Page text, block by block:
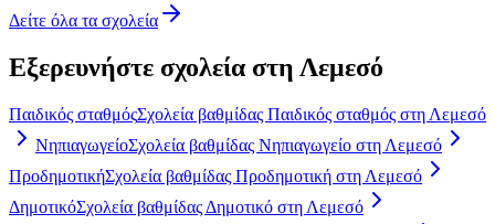
Δείτε όλα τα σχολεία
Εξερευνήστε σχολεία στη Λεμεσό
Παιδικός σταθμόςΣχολεία βαθμίδας Παιδικός σταθμός στη Λεμεσό
ΝηπιαγωγείοΣχολεία βαθμίδας Νηπιαγωγείο στη Λεμεσό
ΠροδημοτικήΣχολεία βαθμίδας Προδημοτική στη Λεμεσό
ΔημοτικόΣχολεία βαθμίδας Δημοτικό στη Λεμεσό